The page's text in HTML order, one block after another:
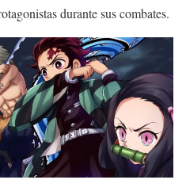
durante sus combates.